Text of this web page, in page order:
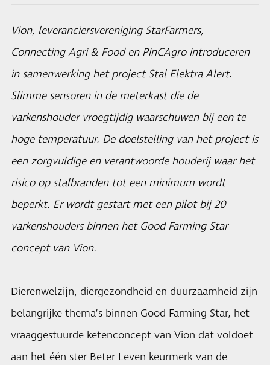
Vion, leveranciersvereniging StarFarmers,
Connecting Agri & Food en PinCAgro introduceren
in samenwerking het project Stal Elektra Alert.
Slimme sensoren in de meterkast die de
varkenshouder vroegtijdig waarschuwen bij een te
hoge temperatuur. De doelstelling van het project is
een zorgvuldige en verantwoorde houderij waar het
risico op stalbranden tot een minimum wordt
beperkt. Er wordt gestart met een pilot bij 20
varkenshouders binnen het Good Farming Star
concept van Vion.
Dierenwelzijn, diergezondheid en duurzaamheid zijn
belangrijke thema’s binnen Good Farming Star, het
vraaggestuurde ketenconcept van Vion dat voldoet
aan het één ster Beter Leven keurmerk van de